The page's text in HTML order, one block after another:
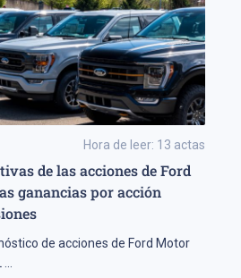
Hora de leer: 13 actas
de las acciones de Ford
ganancias por acción
de acciones de Ford Motor
...